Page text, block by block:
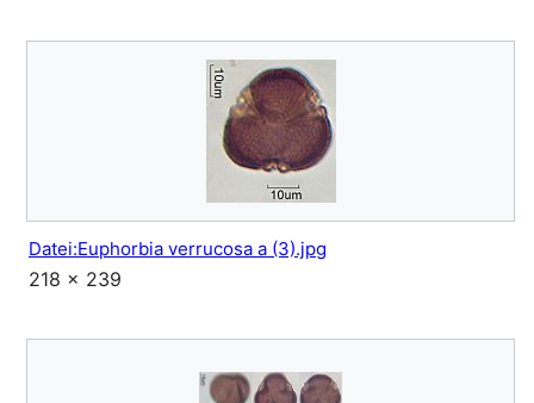
Datei:Euphorbia verrucosa a (3).jpg
218 × 239